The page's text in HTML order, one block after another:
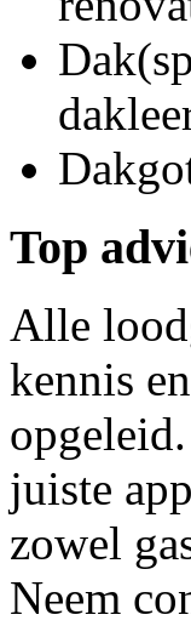
Top
Alle
kennis
juiste
zowel
Neem